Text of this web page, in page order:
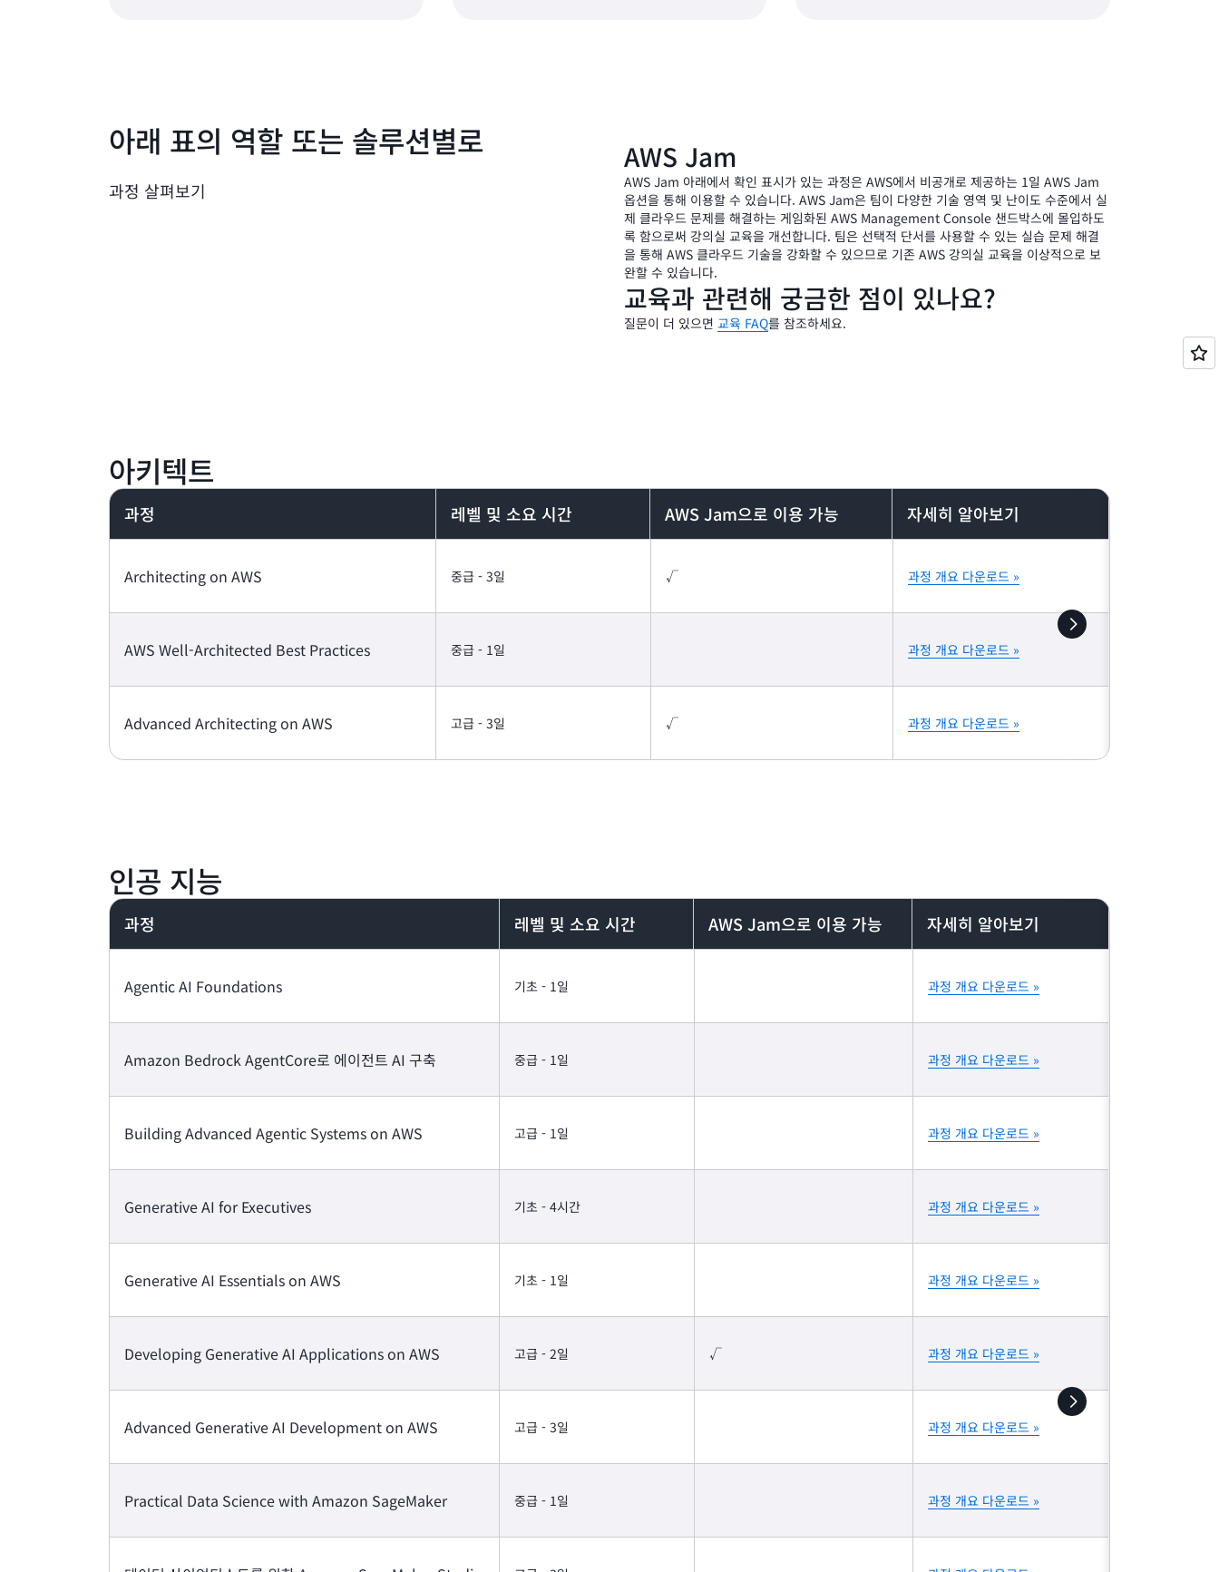
아래 표의 역할 또는 솔루션별로
과정 살펴보기
AWS Jam
AWS Jam 아래에서 확인 표시가 있는 과정은 AWS에서 비공개로 제공하는 1일 AWS Jam
옵션을 통해 이용할 수 있습니다. AWS Jam은 팀이 다양한 기술 영역 및 난이도 수준에서 실
제 클라우드 문제를 해결하는 게임화된 AWS Management Console 샌드박스에 몰입하도
록 함으로써 강의실 교육을 개선합니다. 팀은 선택적 단서를 사용할 수 있는 실습 문제 해결
을 통해 AWS 클라우드 기술을 강화할 수 있으므로 기존 AWS 강의실 교육을 이상적으로 보
완할 수 있습니다.
교육과 관련해 궁금한 점이 있나요?
질문이 더 있으면 교육 FAQ를 참조하세요.
아키텍트
과정 레벨 및 소요 시간 AWS Jam으로 이용 가능 자세히 알아보기
Architecting on AWS 중급 - 3일 √ 과정 개요 다운로드 »
AWS Well-Architected Best Practices 중급 - 1일 과정 개요 다운로드 »
Advanced Architecting on AWS 고급 - 3일 √ 과정 개요 다운로드 »
인공 지능
과정 레벨 및 소요 시간 AWS Jam으로 이용 가능 자세히 알아보기
Agentic AI Foundations 기초 - 1일 과정 개요 다운로드 »
Amazon Bedrock AgentCore로 에이전트 AI 구축 중급 - 1일 과정 개요 다운로드 »
Building Advanced Agentic Systems on AWS 고급 - 1일 과정 개요 다운로드 »
Generative AI for Executives 기초 - 4시간 과정 개요 다운로드 »
Generative AI Essentials on AWS 기초 - 1일 과정 개요 다운로드 »
Developing Generative AI Applications on AWS 고급 - 2일 √ 과정 개요 다운로드 »
Advanced Generative AI Development on AWS 고급 - 3일 과정 개요 다운로드 »
Practical Data Science with Amazon SageMaker 중급 - 1일 과정 개요 다운로드 »